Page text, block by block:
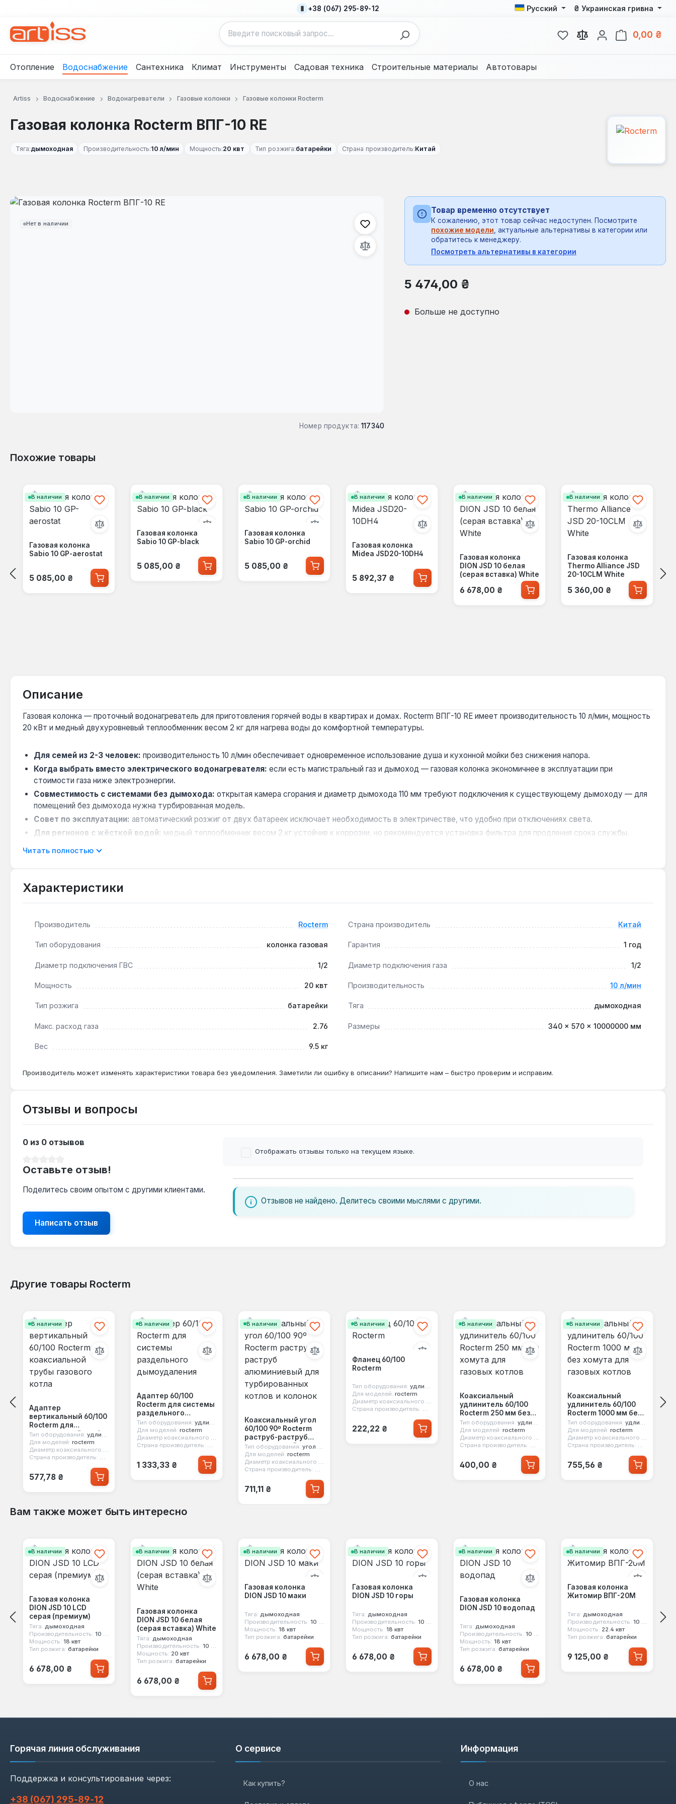
+38 (067) 295-89-12 Русский ₴ Украинская гривна
У вас есть товары из
0,00 ₴
Отопление Водоснабжение Сантехника Климат Инструменты Садовая техника Строительные материалы Автотовары
Artiss Водоснабжение Водонагреватели Газовые колонки Газовые колонки Rocterm
Газовая колонка Rocterm ВПГ-10 RE
Тяга:дымоходная Производительность:10 л/мин Мощность:20 квт Тип розжига:батарейки Страна производитель:Китай
Нет в наличии
Пропустить галерею изображений
Номер продукта: 117340
Товар временно отсутствует
К сожалению, этот товар сейчас недоступен. Посмотрите
похожие модели , актуальные альтернативы в категории или
обратитесь к менеджеру.
Посмотреть альтернативы в категории
Обычная цена:
5 474,00 ₴
Больше не доступно
Похожие товары
В наличии
Газовая колонка
Sabio 10 GP-aerostat
Обычная цена:
5 085,00 ₴
В наличии
Газовая колонка
Sabio 10 GP-black
Обычная цена:
5 085,00 ₴
В наличии
Газовая колонка
Sabio 10 GP-orchid
Обычная цена:
5 085,00 ₴
В наличии
Газовая колонка
Midea JSD20-10DH4
Обычная цена:
5 892,37 ₴
В наличии
Газовая колонка
DION JSD 10 белая
(серая вставка) White
Обычная цена:
6 678,00 ₴
В наличии
Газовая колонка
Thermo Alliance JSD
20-10CLM White
Обычная цена:
5 360,00 ₴
Описание
Газовая колонка — проточный водонагреватель для приготовления горячей воды в квартирах и домах. Rocterm ВПГ-10 RE имеет производительность 10 л/мин, мощность
20 кВт и медный двухуровневый теплообменник весом 2 кг для нагрева воды до комфортной температуры.
Для семей из 2-3 человек: производительность 10 л/мин обеспечивает одновременное использование душа и кухонной мойки без снижения напора.
Когда выбрать вместо электрического водонагревателя: если есть магистральный газ и дымоход — газовая колонка экономичнее в эксплуатации при
стоимости газа ниже электроэнергии.
Совместимость с системами без дымохода: открытая камера сгорания и диаметр дымохода 110 мм требуют подключения к существующему дымоходу — для
помещений без дымохода нужна турбированная модель.
Совет по эксплуатации: автоматический розжиг от двух батареек исключает необходимость в электричестве, что удобно при отключениях света.
Для регионов с жёсткой водой: медный теплообменник весом 2 кг устойчив к коррозии, но рекомендуется установка фильтра для продления срока службы.
Подходит ли для работы при давлении газа 13 мбар?
Как часто нужно чистить теплообменник?
Читать полностью
Характеристики
Производитель Rocterm Страна производитель Китай
Тип оборудования колонка газовая Гарантия 1 год
Диаметр подключения ГВС 1/2 Диаметр подключения газа 1/2
Мощность 20 квт Производительность 10 л/мин
Тип розжига батарейки Тяга дымоходная
Макс. расход газа 2.76 Размеры 340 × 570 × 10000000 мм
Вес 9.5 кг
Производитель может изменять характеристики товара без уведомления. Заметили ли ошибку в описании? Напишите нам – быстро проверим и исправим.
Отзывы и вопросы
0 из 0 отзывов
Оставьте отзыв!
Поделитесь своим опытом с другими клиентами.
Написать отзыв
Отображать отзывы только на текущем языке.
Отзывов не найдено. Делитесь своими мыслями с другими.
Другие товары Rocterm
В наличии
Адаптер
вертикальный 60/100
Rocterm для
коаксиальной трубы
газового котла
Тип оборудования: удлинитель коаксиальный
Для моделей: rocterm
Диаметр коаксиального дымохода:
60/100
Страна производитель: Китай
Обычная цена:
577,78 ₴
В наличии
Адаптер 60/100
Rocterm для системы
раздельного
дымоудаления
Тип оборудования: удлинитель коаксиальный
Для моделей: rocterm
Диаметр коаксиального дымохода:
60/100
Страна производитель: Китай
Обычная цена:
1 333,33 ₴
В наличии
Коаксиальный угол
60/100 90º Rocterm
раструб-раструб
алюминиевый для
турбированных
котлов и колонок
Тип оборудования: угол коаксиальный
Для моделей: rocterm
Диаметр коаксиального дымохода:
Страна производитель: Китай
Обычная цена:
711,11 ₴
В наличии
Фланец 60/100
Rocterm
Тип оборудования: удлинитель коаксиальный
Для моделей: rocterm
Диаметр коаксиального дымохода:
60/100
Страна производитель: Китай
Обычная цена:
222,22 ₴
В наличии
Коаксиальный
удлинитель 60/100
Rocterm 250 мм без
хомута для газовых
котлов
Тип оборудования: удлинитель коаксиальный
Для моделей: rocterm
Диаметр коаксиального дымохода:
60/100
Страна производитель: Китай
Обычная цена:
400,00 ₴
В наличии
Коаксиальный
удлинитель 60/100
Rocterm 1000 мм без
хомута для газовых
котлов
Тип оборудования: удлинитель коаксиальный
Для моделей: rocterm
Диаметр коаксиального дымохода:
Страна производитель: Китай
Обычная цена:
755,56 ₴
Вам также может быть интересно
В наличии
Газовая колонка
DION JSD 10 LCD
серая (премиум)
Тяга: дымоходная
Производительность: 10 л/мин
Мощность: 18 квт
Тип розжига: батарейки
Обычная цена:
6 678,00 ₴
В наличии
Газовая колонка
DION JSD 10 белая
(серая вставка) White
Тяга: дымоходная
Производительность: 10 л/мин
Мощность: 20 квт
Тип розжига: батарейки
Обычная цена:
6 678,00 ₴
В наличии
Газовая колонка
DION JSD 10 маки
Тяга: дымоходная
Производительность: 10 л/мин
Мощность: 18 квт
Тип розжига: батарейки
Обычная цена:
6 678,00 ₴
В наличии
Газовая колонка
DION JSD 10 горы
Тяга: дымоходная
Производительность: 10 л/мин
Мощность: 18 квт
Тип розжига: батарейки
Обычная цена:
6 678,00 ₴
В наличии
Газовая колонка
DION JSD 10 водопад
Тяга: дымоходная
Производительность: 10 л/мин
Мощность: 18 квт
Тип розжига: батарейки
Обычная цена:
6 678,00 ₴
В наличии
Газовая колонка
Житомир ВПГ-20М
Тяга: дымоходная
Производительность: 10 л/мин
Мощность: 22.4 квт
Тип розжига: батарейки
Обычная цена:
9 125,00 ₴
Горячая линия обслуживания
Поддержка и консультирование через:
+38 (067) 295‑89‑12
О сервисе
Как купить?
Информация
О нас